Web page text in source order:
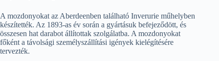
A mozdonyokat az Aberdeenben található Inverurie műhelyben
készítették. Az 1893-as év során a gyártásuk befejeződött, és
összesen hat darabot állítottak szolgálatba. A mozdonyokat
főként a távolsági személyszállítási igények kielégítésére
tervezték.